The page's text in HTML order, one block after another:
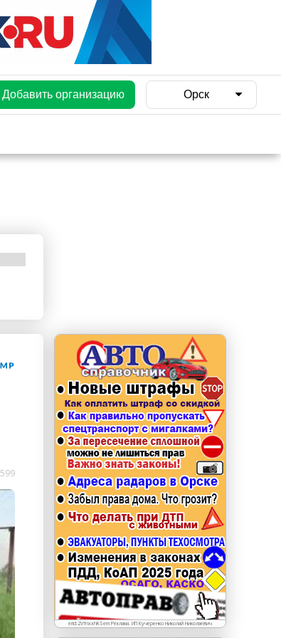
Добавить организацию Орск
erid: LdtCKJjWj Реклама. ИП Кучеренко Николай
Николаевич
599
erid:2VfnxxhKSem Реклама. ИП Кучеренко Николай Николаевич